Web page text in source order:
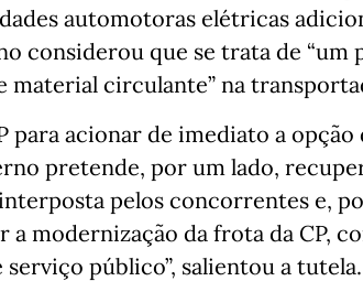
automotoras elétricas
considerou que se trata de “um
material circulante” na
para acionar de imediato a
pretende, por um lado,
pelos concorrentes e,
a modernização da frota da CP,
serviço público”, salientou a tutela.